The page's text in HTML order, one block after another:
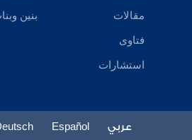
باب في الشهيد يشفع
باب الرخصة في أخذ
مقالات
فتاوى
استشارات
بنين
عربي Español